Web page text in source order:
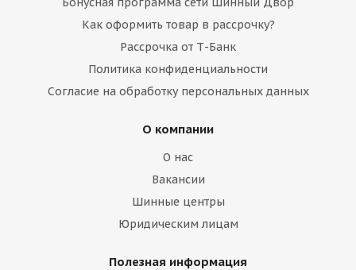
Как оформить товар в рассрочку?
Рассрочка от Т-Банк
Политика конфиденциальности
Согласие на обработку персональных данных
О компании
О нас
Вакансии
Шинные центры
Юридическим лицам
Полезная информация